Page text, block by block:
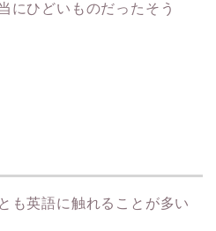
にひどいものだったそう
も英語に触れることが多い